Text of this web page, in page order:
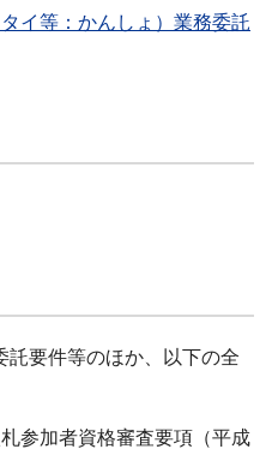
イ等：かんしょ）業務委託
託要件等のほか、以下の全
参加者資格審査要項（平成